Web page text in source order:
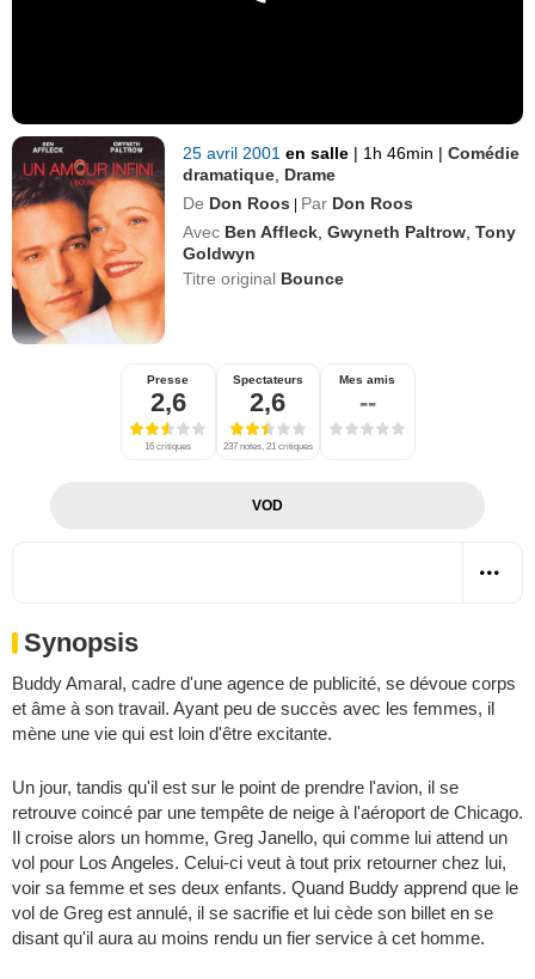
25 avril 2001en salle | 1h 46min | Comédie
dramatique Drame
De Don Roos | Par Don Roos
Avec Ben Affleck ,Gwyneth Paltrow ,Tony
Goldwyn
Titre original Bounce
Presse
2,6
16 critiques
Spectateurs
2,6
237 notes, 21 critiques
Mes amis
--
VOD
Synopsis
Buddy Amaral, cadre d'une agence de publicité, se dévoue corps
et âme à son travail. Ayant peu de succès avec les femmes, il
mène une vie qui est loin d'être excitante.
Un jour, tandis qu'il est sur le point de prendre l'avion, il se
retrouve coincé par une tempête de neige à l'aéroport de Chicago.
Il croise alors un homme, Greg Janello, qui comme lui attend un
vol pour Los Angeles. Celui-ci veut à tout prix retourner chez lui,
voir sa femme et ses deux enfants. Quand Buddy apprend que le
vol de Greg est annulé, il se sacrifie et lui cède son billet en se
disant qu'il aura au moins rendu un fier service à cet homme.